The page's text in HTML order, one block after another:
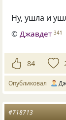
Ну, ушла и
©Джавдет 341
84
Опубликовал
#718713